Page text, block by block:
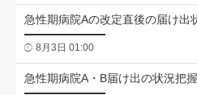
急性期病院Aの改定直後の届け出
8月3日 01:00
急性期病院A・B届け出の状況把